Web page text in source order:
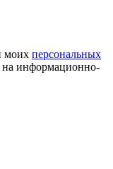
моих персональных
на информационно-